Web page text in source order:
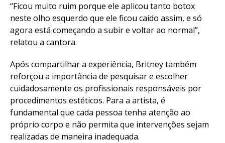
“Ficou muito ruim porque ele aplicou tanto botox
neste olho esquerdo que ele ficou caído assim, e só
agora está começando a subir e voltar ao normal”,
relatou a cantora.
Após compartilhar a experiência, Britney também
reforçou a importância de pesquisar e escolher
cuidadosamente os profissionais responsáveis por
procedimentos estéticos. Para a artista, é
fundamental que cada pessoa tenha atenção ao
próprio corpo e não permita que intervenções sejam
realizadas de maneira inadequada.